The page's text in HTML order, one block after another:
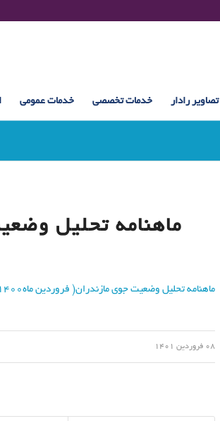
تصاویر رادار خدمات تخصصی خدمات عمومی
ماهنامه تحلیل
ماهنامه تحلیل وضعیت جوی مازندران( فروردین ماه1400)- جهت دانلود کلیک نمایید
08 فروردین 1401